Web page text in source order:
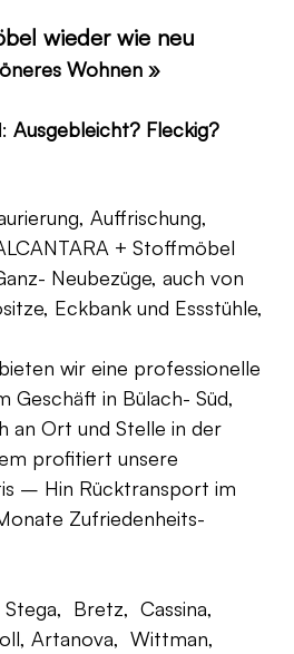
wieder wie neu
Wohnen »
Ausgebleicht? Fleckig?
Auffrischung,
+ Stoffmöbel
Neubezüge, auch von
Eckbank und Essstühle,
wir eine professionelle
Geschäft in Bülach- Süd,
an Ort und Stelle in der
profitiert unsere
– Hin Rücktransport im
Zufriedenheits-
Bretz, Cassina,
Artanova, Wittman,